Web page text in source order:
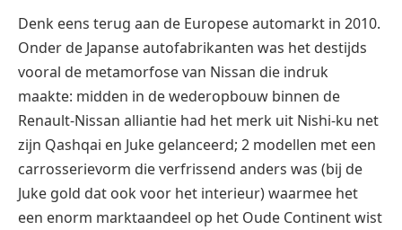
Denk eens terug aan de Europese automarkt in 2010.
Onder de Japanse autofabrikanten was het destijds
vooral de metamorfose van Nissan die indruk
maakte: midden in de wederopbouw binnen de
Renault-Nissan alliantie had het merk uit Nishi-ku net
zijn Qashqai en Juke gelanceerd; 2 modellen met een
carrosserievorm die verfrissend anders was (bij de
Juke gold dat ook voor het interieur) waarmee het
een enorm marktaandeel op het Oude Continent wist